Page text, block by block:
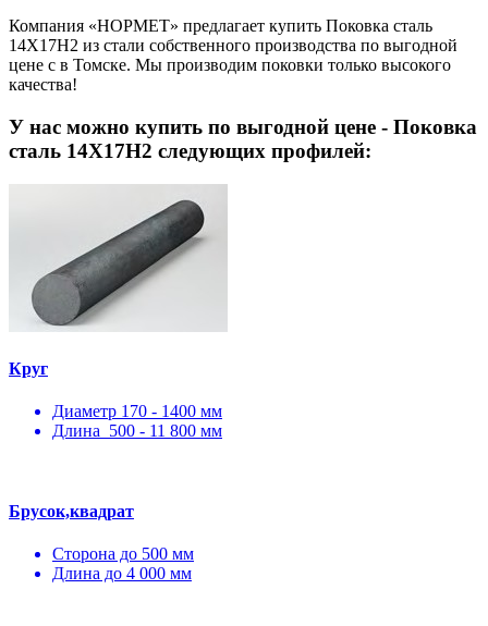
Компания «НОРМЕТ» предлагает купить Поковка сталь
14Х17Н2 из стали собственного производства по выгодной
цене с в Томске. Мы производим поковки только высокого
качества!
У нас можно купить по выгодной цене - Поковка
сталь 14Х17Н2 следующих профилей:
Круг
Диаметр 170 - 1400 мм
Длина 500 - 11 800 мм
Брусок,квадрат
Сторона до 500 мм
Длина до 4 000 мм